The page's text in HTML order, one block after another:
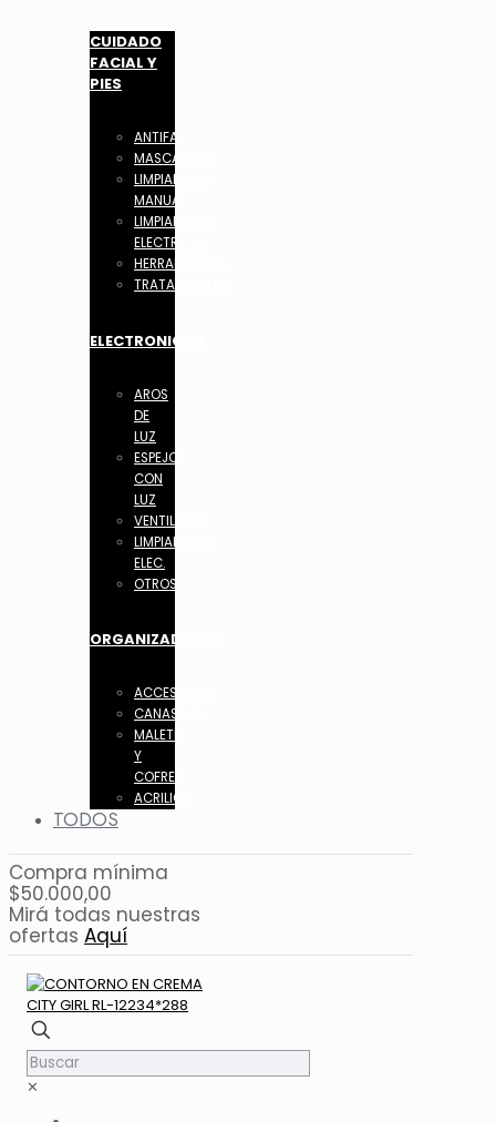
CUIDADO
FACIAL Y
PIES
ANTIFAZ
MASCARILLAS
LIMPIADORES
MANUAL
LIMPIADORES
ELECTRICOS
HERRAMIENTAS
TRATAMIENTOS
ELECTRONICOS
AROS
DE
LUZ
ESPEJOS
CON
LUZ
VENTILADOR
LIMPIADORES
ELEC.
OTROS
ORGANIZADORES
ACCESORIOS
CANASTOS
MALETIN
Y
COFRES
ACRILICO
TODOS
Compra mínima
$50.000,00
Mirá todas nuestras
ofertas Aquí
✕